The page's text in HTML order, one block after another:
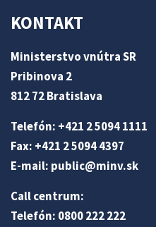
KONTAKT
Ministerstvo vnútra SR
Pribinova 2
812 72 Bratislava
Telefón: +421 2 5094 1111
Fax: +421 2 5094 4397
E-mail: public@minv.sk
Call centrum:
Telefón: 0800 222 222